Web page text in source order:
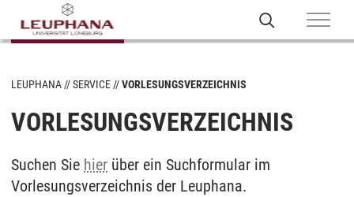
LEUPHANA SERVICE VORLESUNGSVERZEICHNIS
VORLESUNGSVERZEICHNIS
Suchen Sie hier über ein Suchformular im
Vorlesungsverzeichnis der Leuphana.